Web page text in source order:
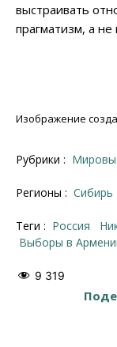
выстраивать
прагматизм, а не
Изображение
Рубрики :
Регионы : Сибирь
Теги : Россия
Выборы в
9 319